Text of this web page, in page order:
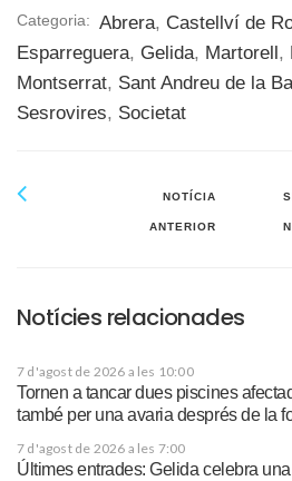
Categoria: Abrera, Castellví de
Esparreguera, Gelida, Martorell ,
Montserrat, Sant Andreu de la
Sesrovires, Societat
NOTÍCIA
ANTERIOR
Notícies relacionades
7 d'agost de 2026 a les 10:00
Tornen a tancar dues piscines
també per una avaria després de la
7 d'agost de 2026 a les 7:00
Últimes entrades: Gelida celebra